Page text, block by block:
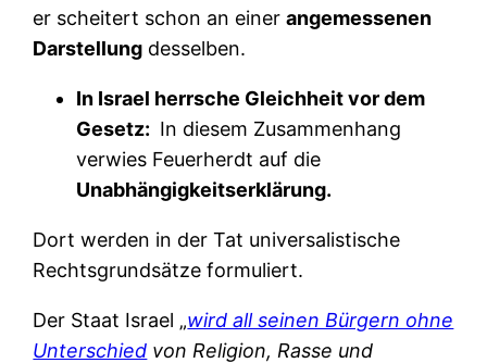
er scheitert schon an einerangemessenen
Darstellung desselben.
In Israel herrsche Gleichheit vor dem
Gesetz: In diesem Zusammenhang
verwies Feuerherdt auf die
Unabhängigkeitserklärung.
Dort werden in der Tat universalistische
Rechtsgrundsätze formuliert.
Der Staat Israel „wird all seinen Bürgern ohne
Unterschied von Religion, Rasse und